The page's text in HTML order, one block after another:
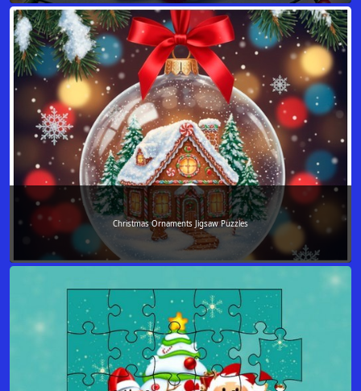
Christmas Ornaments Jigsaw Puzzles